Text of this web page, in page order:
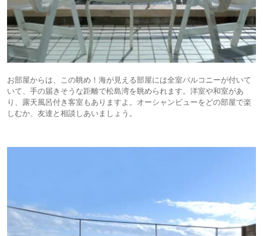
お部屋からは、この眺め！海が見える部屋には全室バルコニーが付いて
いて、手の届きそうな距離で松島湾を眺められます。洋室や和室があ
り、露天風呂付き客室もありますよ。オーシャンビューをどの部屋で楽
しむか、友達と相談しあいましょう。